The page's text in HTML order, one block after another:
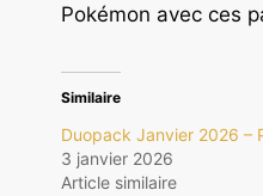
Pokémon avec ces
Similaire
Duopack Janvier 2026 –
3 janvier 2026
Article similaire